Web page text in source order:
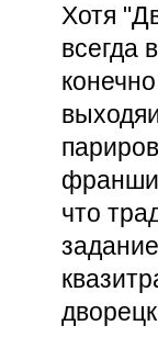
Хотя
всегда
что